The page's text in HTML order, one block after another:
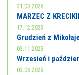
31.03.2026
MARZEC Z
17.12.2025
Grudzień z
03.11.2025
Wrzesień i
03.06.2025